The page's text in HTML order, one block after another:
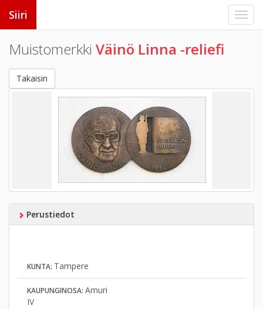
Siiri
Muistomerkki Väinö Linna -reliefi
Takaisin
Perustiedot
KUNTA: Tampere
KAUPUNGINOSA: Amuri
IV